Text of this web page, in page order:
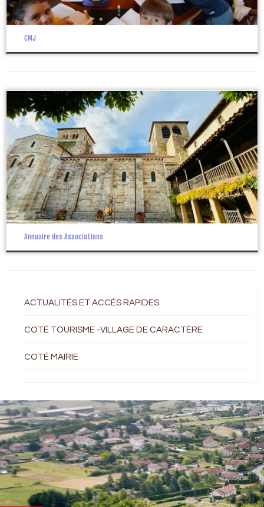
CMJ
Annuaire des Associations
ACTUALITÉS ET ACCÈS RAPIDES
COTÉ TOURISME -VILLAGE DE CARACTÈRE
COTÉ MAIRIE